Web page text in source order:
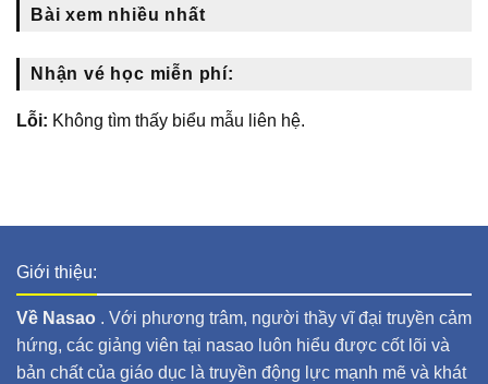
Bài xem nhiều nhất
Nhận vé học miễn phí:
Lỗi: Không tìm thấy biểu mẫu liên hệ.
Giới thiệu:
Về Nasao . Với phương trâm, người thầy vĩ đại truyền cảm
hứng, các giảng viên tại nasao luôn hiểu được cốt lõi và
bản chất của giáo dục là truyền động lực mạnh mẽ và khát